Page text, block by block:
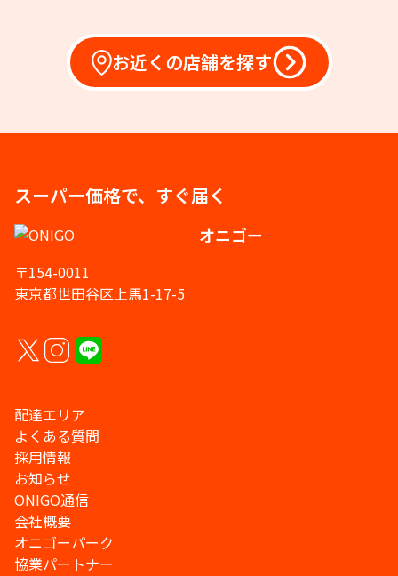
お近くの店舗を探す
スーパー価格で、すぐ届く
オニゴー
〒154-0011
東京都世田谷区上馬1-17-5
配達エリア
よくある質問
採用情報
お知らせ
ONIGO通信
会社概要
オニゴーパーク
協業パートナー